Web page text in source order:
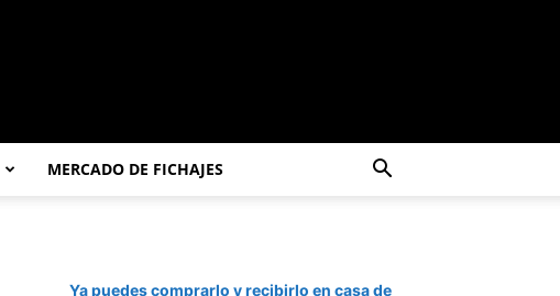
MERCADO DE FICHAJES
Ya puedes comprarlo y recibirlo en casa de